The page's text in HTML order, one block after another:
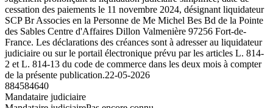
cessation des paiements le 11 novembre 2024, désignant liquidateur
SCP Br Associes en la Personne de Me Michel Bes Bd de la Pointe
des Sables Centre d'Affaires Dillon Valmenière 97256 Fort-de-
France. Les déclarations des créances sont à adresser au liquidateur
judiciaire ou sur le portail électronique prévu par les articles L. 814-
2 et L. 814-13 du code de commerce dans les deux mois à compter
de la présente publication.22-05-2026
884584640
Mandataire judiciaire